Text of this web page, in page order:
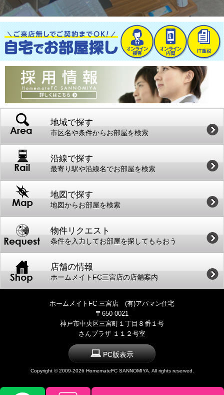
地域で探す
市区名や条件からお部屋を検索
沿線で探す
最寄り駅や沿線名でお部屋を検索
地図で探す
地図からお部屋を検索
物件リクエスト
条件を入力してお部屋を探してもらおう
店舗の情報
ホームメイトFC三宮店の店舗案内
ホームメイトFC 三宮店 (有)アパマン住宅
〒650-0021
神戸市中央区三宮町１丁目８番１号
さんプラザ １１２号室
PC版表示
Copyright ©2009-2026 HomemateFC SANNOMIYA. All rights reserved.